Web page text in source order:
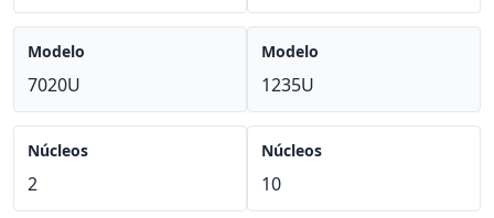
Modelo
7020U
Núcleos
2
Modelo
1235U
Núcleos
10